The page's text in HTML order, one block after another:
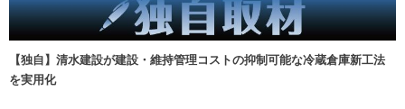
【独自】清水建設が建設・維持管理コストの抑制可能な冷蔵倉庫新工法
を実用化